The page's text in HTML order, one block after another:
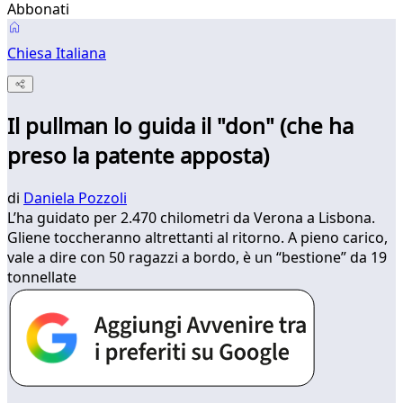
Abbonati
Chiesa Italiana
Il pullman lo guida il "don" (che ha
preso la patente apposta)
di Daniela Pozzoli
L’ha guidato per 2.470 chilometri da Verona a Lisbona.
Gliene toccheranno altrettanti al ritorno. A pieno carico,
vale a dire con 50 ragazzi a bordo, è un “bestione” da 19
tonnellate